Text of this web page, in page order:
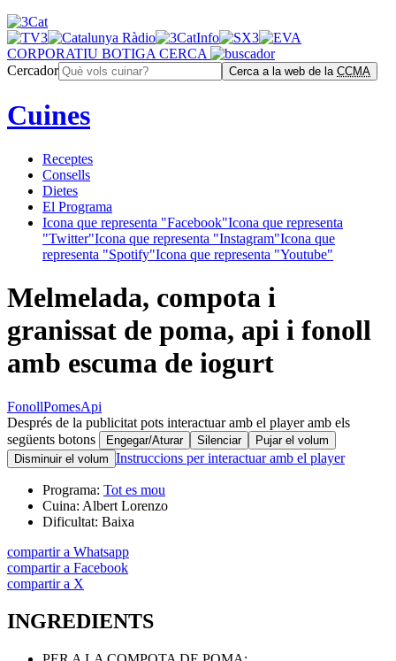
CORPORATIU BOTIGA CERCA
Cercador
Cerca a la web de la CCMA
Cuines
Receptes
Consells
Dietes
El Programa
Icona que representa "Facebook"Icona que representa
"Twitter"Icona que representa "Instagram"Icona que
representa "Spotify"Icona que representa "Youtube"
Melmelada, compota i
granissat de poma, api i fonoll
amb escuma de iogurt
FonollPomesApi
Després de la publicitat pots interactuar amb el player amb els
següents botons
Engegar/Aturar Silenciar
Pujar el volum
Disminuir el volum Instruccions per interactuar amb el player
Programa: Tot es mou
Cuina: Albert Lorenzo
Dificultat: Baixa
compartir a Whatsapp
compartir a Facebook
compartir a X
INGREDIENTS